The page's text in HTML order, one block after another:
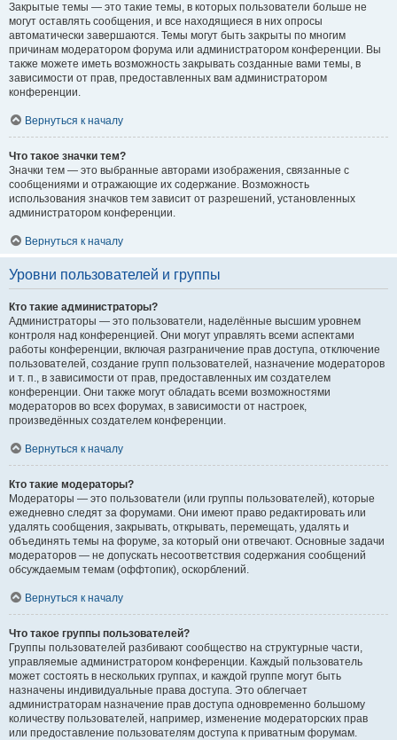
Закрытые темы — это такие темы, в которых пользователи больше не
могут оставлять сообщения, и все находящиеся в них опросы
автоматически завершаются. Темы могут быть закрыты по многим
причинам модератором форума или администратором конференции. Вы
также можете иметь возможность закрывать созданные вами темы, в
зависимости от прав, предоставленных вам администратором
конференции.
Вернуться к началу
Что такое значки тем?
Значки тем — это выбранные авторами изображения, связанные с
сообщениями и отражающие их содержание. Возможность
использования значков тем зависит от разрешений, установленных
администратором конференции.
Вернуться к началу
Уровни пользователей и группы
Кто такие администраторы?
Администраторы — это пользователи, наделённые высшим уровнем
контроля над конференцией. Они могут управлять всеми аспектами
работы конференции, включая разграничение прав доступа, отключение
пользователей, создание групп пользователей, назначение модераторов
и т. п., в зависимости от прав, предоставленных им создателем
конференции. Они также могут обладать всеми возможностями
модераторов во всех форумах, в зависимости от настроек,
произведённых создателем конференции.
Вернуться к началу
Кто такие модераторы?
Модераторы — это пользователи (или группы пользователей), которые
ежедневно следят за форумами. Они имеют право редактировать или
удалять сообщения, закрывать, открывать, перемещать, удалять и
объединять темы на форуме, за который они отвечают. Основные задачи
модераторов — не допускать несоответствия содержания сообщений
обсуждаемым темам (оффтопик), оскорблений.
Вернуться к началу
Что такое группы пользователей?
Группы пользователей разбивают сообщество на структурные части,
управляемые администратором конференции. Каждый пользователь
может состоять в нескольких группах, и каждой группе могут быть
назначены индивидуальные права доступа. Это облегчает
администраторам назначение прав доступа одновременно большому
количеству пользователей, например, изменение модераторских прав
или предоставление пользователям доступа к приватным форумам.